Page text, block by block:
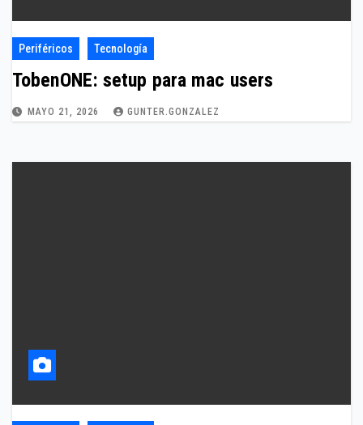
Periféricos Tecnología
TobenONE: setup para mac users
MAYO 21, 2026 GUNTER.GONZALEZ